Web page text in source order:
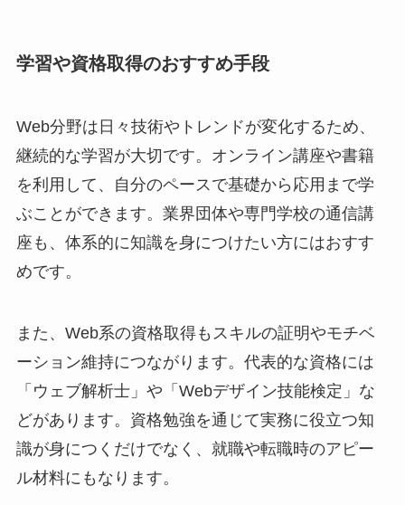
学習や資格取得のおすすめ手段
Web分野は日々技術やトレンドが変化するため、
継続的な学習が大切です。オンライン講座や書籍
を利用して、自分のペースで基礎から応用まで学
ぶことができます。業界団体や専門学校の通信講
座も、体系的に知識を身につけたい方にはおすす
めです。
また、Web系の資格取得もスキルの証明やモチベ
ーション維持につながります。代表的な資格には
「ウェブ解析士」や「Webデザイン技能検定」な
どがあります。資格勉強を通じて実務に役立つ知
識が身につくだけでなく、就職や転職時のアピー
ル材料にもなります。